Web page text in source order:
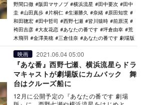
野間口徹
阪田マサノブ 横浜流星 田中要次
田中
圭
山田真歩 片桐仁 生瀬勝久 奈緒
原田知世
和田聰宏
田中哲司 西野七瀬 皆川猿時
前原滉
袴田吉彦
大友花恋 あなたの番です 坪倉由幸
荒
木飛羽
金澤美穂 三倉佳奈 あなたの番です 劇場版
映画 2021.06.04 05:00
『あな番』西野七瀬、横浜流星らドラ
マキャストが劇場版にカムバック 舞
台はクルーズ船に
12月に公開予定の『あなたの番です 劇場